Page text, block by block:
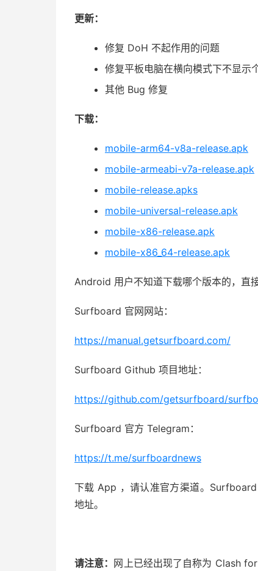
更新：
修复 DoH 不起作用的问题
修复平板电脑在横向模式下不显示
其他 Bug 修复
下载：
mobile-arm64-v8a-release.apk
mobile-armeabi-v7a-release.apk
mobile-release.apks
mobile-universal-release.apk
mobile-x86-release.apk
mobile-x86_64-release.apk
Android 用户不知道下载哪个版本的，直
Surfboard 官网网站：
https://manual.getsurfboard.com/
Surfboard Github 项目地址：
https://github.com/getsurfboard/
Surfboard 官方 Telegram：
https://t.me/surfboardnews
下载 App ，请认准官方渠道。
地址。
请注意： 网上已经出现了自称为 Clash